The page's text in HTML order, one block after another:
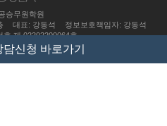
이 기록
승무원학원
대표: 강동석
정보보호책임자: 강동석
호 제 02202200064호
조회
all right reserved.
신청 바로가기